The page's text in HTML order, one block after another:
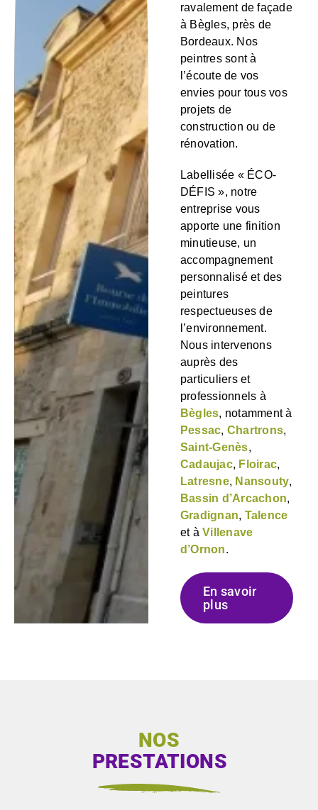
ravalement de façade
à Bègles, près de
Bordeaux. Nos
peintres sont à
l’écoute de vos
envies pour tous vos
projets de
construction ou de
rénovation.
Labellisée « ÉCO-
DÉFIS », notre
entreprise vous
apporte une finition
minutieuse, un
accompagnement
personnalisé et des
peintures
respectueuses de
l’environnement.
Nous intervenons
auprès des
particuliers et
professionnels à
Bègles, notamment à
Pessac, Chartrons,
Saint-Genès,
Cadaujac, Floirac,
Latresne, Nansouty,
Bassin d’Arcachon,
Gradignan, Talence
et àVillenave
d’Ornon.
En savoir
plus
NOS
PRESTATIONS